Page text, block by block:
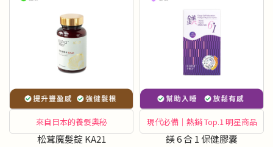
來自日本的養髮奧秘
松茸魔髮錠 KA21
現代必備｜熱銷 Top.1 明星商品
鎂 6 合 1 保健膠囊